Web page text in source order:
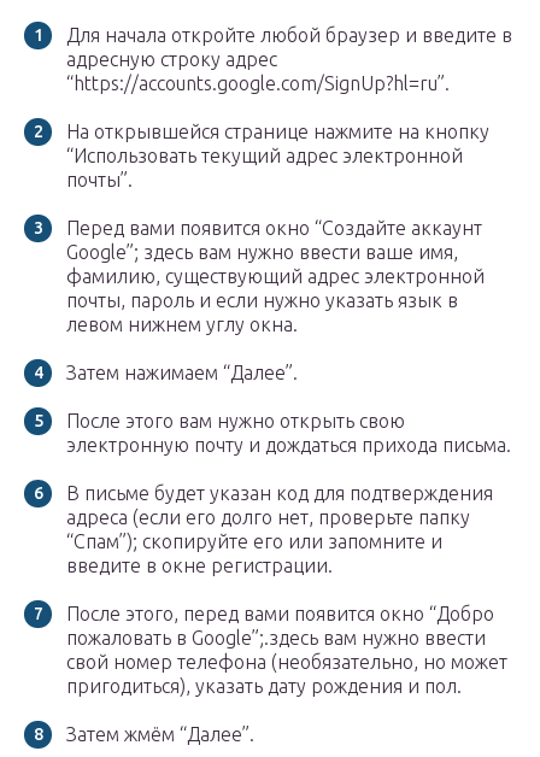
Для начала откройте любой браузер и введите в
адресную строку адрес
“https://accounts.google.com/SignUp?hl=ru”.
На открывшейся странице нажмите на кнопку
“Использовать текущий адрес электронной
почты”.
Перед вами появится окно “Создайте аккаунт
Google”; здесь вам нужно ввести ваше имя,
фамилию, существующий адрес электронной
почты, пароль и если нужно указать язык в
левом нижнем углу окна.
Затем нажимаем “Далее”.
После этого вам нужно открыть свою
электронную почту и дождаться прихода письма.
В письме будет указан код для подтверждения
адреса (если его долго нет, проверьте папку
“Спам”); скопируйте его или запомните и
введите в окне регистрации.
После этого, перед вами появится окно “Добро
пожаловать в Google”;.здесь вам нужно ввести
свой номер телефона (необязательно, но может
пригодиться), указать дату рождения и пол.
Затем жмём “Далее”.